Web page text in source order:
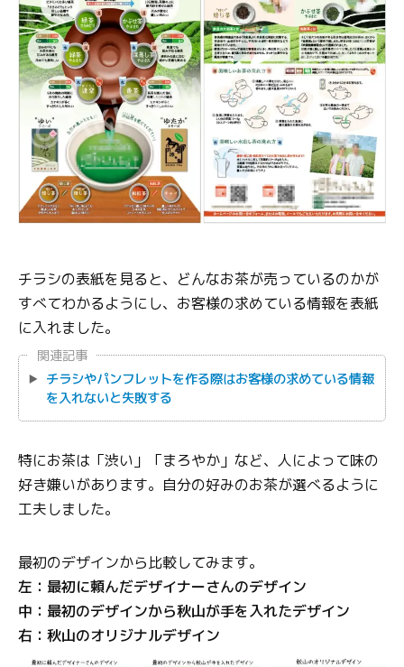
チラシの表紙を見ると、どんなお茶が売っているのかが
すべてわかるようにし、お客様の求めている情報を表紙
に入れました。
関連記事
チラシやパンフレットを作る際はお客様の求めている情報
を入れないと失敗する
特にお茶は「渋い」「まろやか」など、人によって味の
好き嫌いがあります。自分の好みのお茶が選べるように
工夫しました。
最初のデザインから比較してみます。
左：最初に頼んだデザイナーさんのデザイン
中：最初のデザインから秋山が手を入れたデザイン
右：秋山のオリジナルデザイン